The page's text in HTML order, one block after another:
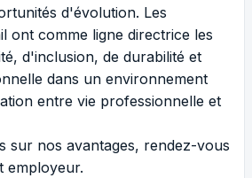
d'évolution. Les
ont comme ligne directrice les
d'inclusion, de durabilité et
dans un environnement
entre vie professionnelle et
sur nos avantages, rendez-vous
employeur.